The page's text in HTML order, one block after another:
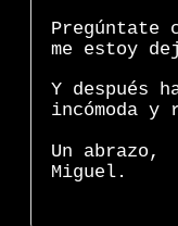
Pregúntate
me estoy
Y después
incómoda y
Un abrazo,
Miguel.